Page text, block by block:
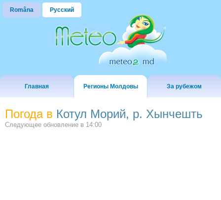
Româna Русский
Главная Регионы Молдовы За рубежом
Погода в Котул Морий, р. Хынчешть
Следующее обновление в 14:00